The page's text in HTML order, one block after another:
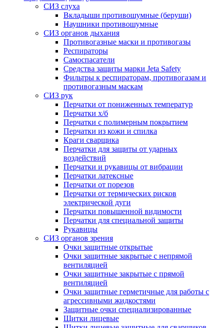
СИЗ слуха
Вкладыши противошумные (беруши)
Наушники противошумные
СИЗ органов дыхания
Противогазные маски и противогазы
Респираторы
Самоспасатели
Средства защиты марки Jeta Safety
Фильтры к респираторам, противогазам и
противогазным маскам
СИЗ рук
Перчатки от пониженных температур
Перчатки х/б
Перчатки с полимерным покрытием
Перчатки из кожи и спилка
Краги сварщика
Перчатки для защиты от ударных
воздействий
Перчатки и рукавицы от вибрации
Перчатки латексные
Перчатки от порезов
Перчатки от термических рисков
электрической дуги
Перчатки повышенной видимости
Перчатки для специальной защиты
Рукавицы
СИЗ органов зрения
Очки защитные открытые
Очки защитные закрытые с непрямой
вентиляцией
Очки защитные закрытые с прямой
вентиляцией
Очки защитные герметичные для работы с
агрессивными жидкостями
Защитные очки специализированные
Щитки лицевые